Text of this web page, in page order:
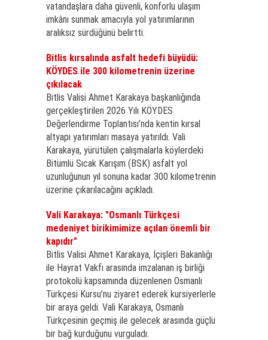
vatandaşlara daha güvenli, konforlu ulaşım
imkânı sunmak amacıyla yol yatırımlarının
aralıksız sürdüğünü belirtti.
Bitlis kırsalında asfalt hedefi büyüdü:
KÖYDES ile 300 kilometrenin üzerine
çıkılacak
Bitlis Valisi Ahmet Karakaya başkanlığında
gerçekleştirilen 2026 Yılı KÖYDES
Değerlendirme Toplantısı’nda kentin kırsal
altyapı yatırımları masaya yatırıldı. Vali
Karakaya, yürütülen çalışmalarla köylerdeki
Bitümlü Sıcak Karışım (BSK) asfalt yol
uzunluğunun yıl sonuna kadar 300 kilometrenin
üzerine çıkarılacağını açıkladı.
Vali Karakaya: "Osmanlı Türkçesi
medeniyet birikimimize açılan önemli bir
kapıdır"
Bitlis Valisi Ahmet Karakaya, İçişleri Bakanlığı
ile Hayrat Vakfı arasında imzalanan iş birliği
protokolü kapsamında düzenlenen Osmanlı
Türkçesi Kursu’nu ziyaret ederek kursiyerlerle
bir araya geldi. Vali Karakaya, Osmanlı
Türkçesinin geçmiş ile gelecek arasında güçlü
bir bağ kurduğunu vurguladı.